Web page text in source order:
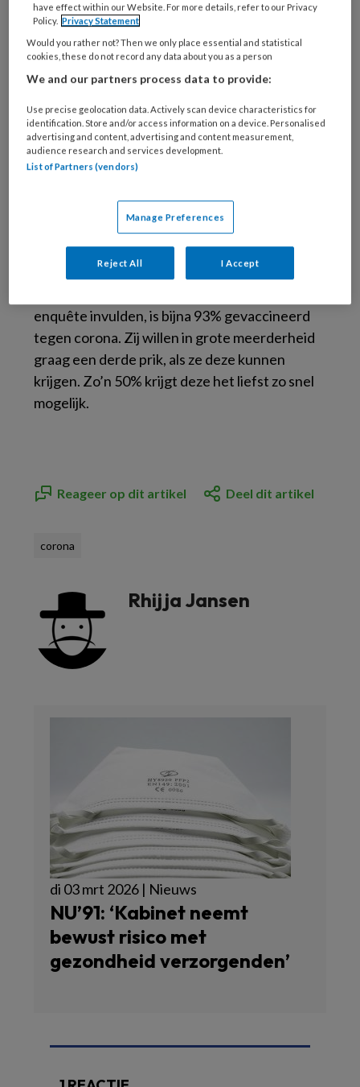
mogelijk blijft om de deur uit te gaan. Er is maar
weinig steun voor een avondklok, het sluiten
van de scholen of een beperking van het
bezoek thuis.
Graag derde prik
Bijna de helft van de ouderen (44%) zegt in de
er niet toe hebben geleid dat ze nu vaker naar
een restaurant of drukke plek gaan. 14% zegt
dat ze dat in het begin wel deden, maar nu toch
meer thuis blijven omdat de besmettingscijfers
enquête invulden, is bijna 93% gevaccineerd
tegen corona. Zij willen in grote meerderheid
graag een derde prik, als ze deze kunnen
krijgen. Zo’n 50% krijgt deze het liefst zo snel
mogelijk.
Reageer op dit artikel Deel dit artikel
corona
Rhijja Jansen
di 03 mrt 2026 | Nieuws
NU’91: ‘Kabinet neemt
bewust risico met
gezondheid verzorgenden’
have effect within our Website. For more details, refer to our Privacy
Policy. Privacy Statement
Would you rather not? Then we only place essential and statistical
cookies, these do not record any data about you as a person
We and our partners process data to provide:
Use precise geolocation data. Actively scan device characteristics for
identification. Store and/or access information on a device. Personalised
advertising and content, advertising and content measurement,
audience research and services development.
List of Partners (vendors)
Manage Preferences
Reject All I Accept